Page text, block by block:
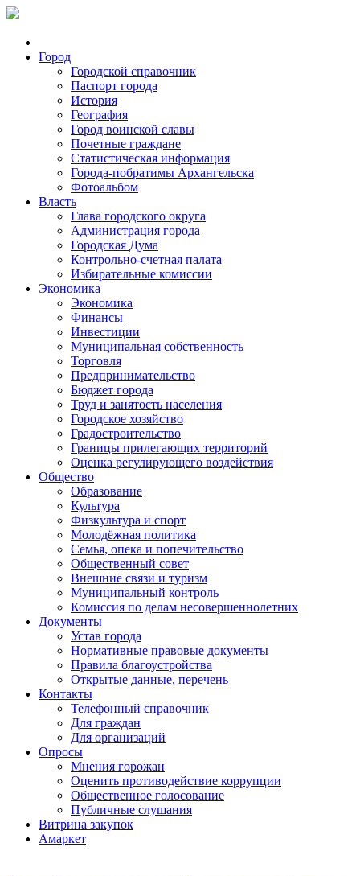
Город
Городской справочник
Паспорт города
История
География
Город воинской славы
Почетные граждане
Статистическая информация
Города-побратимы Архангельска
Фотоальбом
Власть
Глава городского округа
Администрация города
Городская Дума
Контрольно-счетная палата
Избирательные комиссии
Экономика
Экономика
Финансы
Инвестиции
Муниципальная собственность
Торговля
Предпринимательство
Бюджет города
Труд и занятость населения
Городское хозяйство
Градостроительство
Границы прилегающих территорий
Оценка регулирующего воздействия
Общество
Образование
Культура
Физкультура и спорт
Молодёжная политика
Семья, опека и попечительство
Общественный совет
Внешние связи и туризм
Муниципальный контроль
Комиссия по делам несовершеннолетних
Документы
Устав города
Нормативные правовые документы
Правила благоустройства
Открытые данные, перечень
Контакты
Телефонный справочник
Для граждан
Для организаций
Опросы
Мнения горожан
Оценить противодействие коррупции
Общественное голосование
Публичные слушания
Витрина закупок
Амаркет